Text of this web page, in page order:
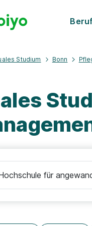
Studium Bonn